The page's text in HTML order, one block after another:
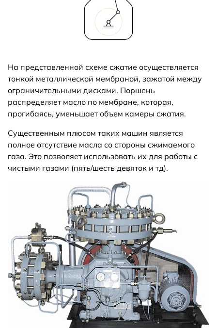
На представленной схеме сжатие осуществляется
тонкой металлической мембраной, зажатой между
ограничительными дисками. Поршень
распределяет масло по мембране, которая,
прогибаясь, уменьшает объем камеры сжатия.
Существенным плюсом таких машин является
полное отсутствие масла со стороны сжимаемого
газа. Это позволяет использовать их для работы с
чистыми газами (пять/шесть девяток и тд).